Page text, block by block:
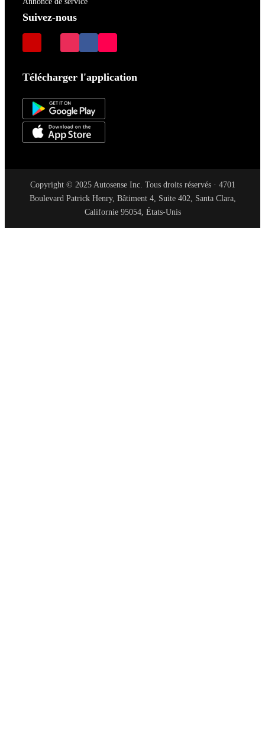
Suivez-nous
Télécharger l'application
Copyright © 2025 Autosense Inc. Tous droits réservés · 4701
Boulevard Patrick Henry, Bâtiment 4, Suite 402, Santa Clara,
Californie 95054, États-Unis